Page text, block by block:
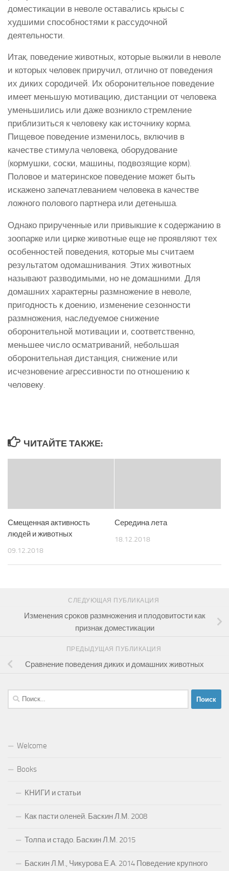
доместикации в неволе оставались крысы с
худшими способностями к рассудочной
деятельности.
Итак, поведение животных, которые выжили в неволе
и которых человек приручил, отлично от поведения
их диких сородичей. Их оборонительное поведение
имеет меньшую мотивацию, дистанции от человека
уменьшились или даже возникло стремление
приблизиться к человеку как источнику корма.
Пищевое поведение изменилось, включив в
качестве стимула человека, оборудование
(кормушки, соски, машины, подвозящие корм).
Половое и материнское поведение может быть
искажено запечатлеванием человека в качестве
ложного полового партнера или детеныша.
Однако прирученные или привыкшие к содержанию в
зоопарке или цирке животные еще не проявляют тех
особенностей поведения, которые мы считаем
результатом одомашнивания. Этих животных
называют разводимыми, но не домашними. Для
домашних характерны размножение в неволе,
пригодность к доению, изменение сезонности
размножения, наследуемое снижение
оборонительной мотивации и, соответственно,
меньшее число осматриваний, небольшая
оборонительная дистанция, снижение или
исчезновение агрессивности по отношению к
человеку.
ЧИТАЙТЕ ТАКЖЕ:
Смещенная активность
людей и животных
09.12.2018
Середина лета
18.12.2018
СЛЕДУЮЩАЯ ПУБЛИКАЦИЯ
Изменения сроков размножения и плодовитости как
признак доместикации
ПРЕДЫДУЩАЯ ПУБЛИКАЦИЯ
Сравнение поведения диких и домашних животных
Найти:
Welcome
Books
КНИГИ и статьи
Как пасти оленей. Баскин Л.М. 2008
Толпа и стадо. Баскин Л.М. 2015
Баскин Л.М., Чикурова Е.А. 2014 Поведение крупного